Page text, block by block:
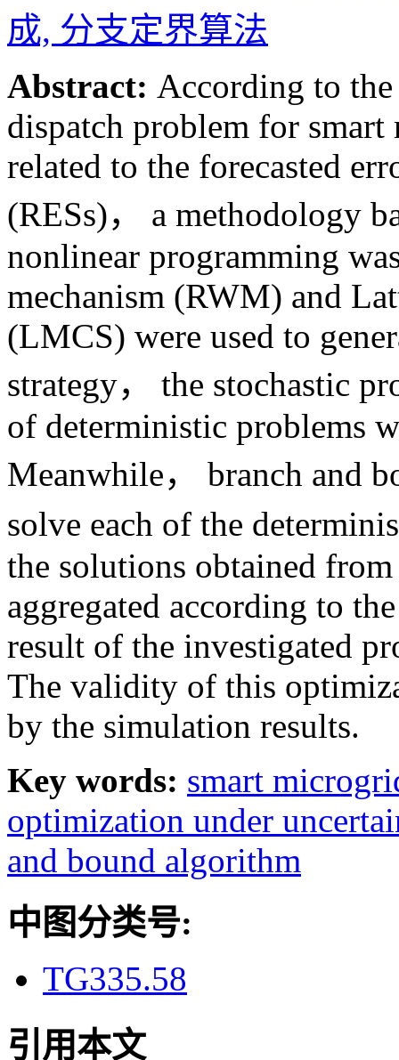
成, 分支定界算法
Abstract: According to
dispatch problem for
related to the forecasted
(RESs)， a methodology
nonlinear programming
mechanism (RWM) and
(LMCS) were used to
strategy， the stochastic
of deterministic problems
Meanwhile， branch and
solve each of the
the solutions obtained from
aggregated according to
result of the investigated
The validity of this
by the simulation results.
Key words: smart
optimization under
and bound algorithm
中图分类号:
TG335.58
引用本文